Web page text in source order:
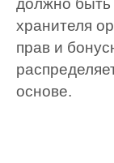
должно быть
хранителя
прав и
основе.